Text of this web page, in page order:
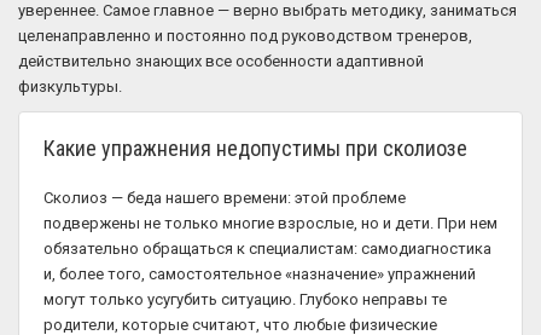
увереннее. Самое главное — верно выбрать методику, заниматься
целенаправленно и постоянно под руководством тренеров,
действительно знающих все особенности адаптивной
физкультуры.
Какие упражнения недопустимы при сколиозе
Сколиоз — беда нашего времени: этой проблеме
подвержены не только многие взрослые, но и дети. При нем
обязательно обращаться к специалистам: самодиагностика
и, более того, самостоятельное «назначение» упражнений
могут только усугубить ситуацию. Глубоко неправы те
родители, которые считают, что любые физические